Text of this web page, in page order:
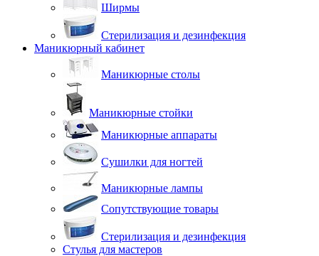
Ширмы
Стерилизация и дезинфекция
Маникюрный кабинет
Маникюрные столы
Маникюрные стойки
Маникюрные аппараты
Сушилки для ногтей
Маникюрные лампы
Сопутствующие товары
Стерилизация и дезинфекция
Стулья для мастеров